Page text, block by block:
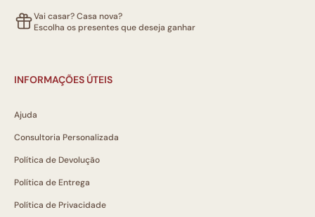
Vai casar? Casa nova?
Escolha os presentes que deseja ganhar
INFORMAÇÕES ÚTEIS
Ajuda
Consultoria Personalizada
Política de Devolução
Política de Entrega
Política de Privacidade